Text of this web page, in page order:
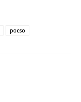
pocso